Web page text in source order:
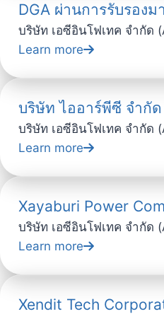
DGA ผ่านการรับรอง
บริษัท เอซีอินโฟเทค จำกัด
Learn more
บริษัท ไออาร์พีซี จำกั
บริษัท เอซีอินโฟเทค จำกัด
Learn more
Xayaburi Power
บริษัท เอซีอินโฟเทค จำกัด
Learn more
Xendit Tech